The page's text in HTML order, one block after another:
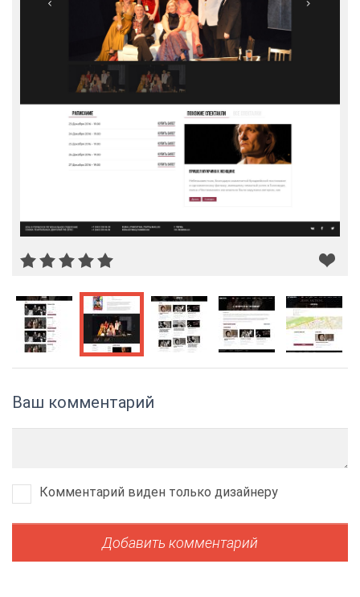
Ваш комментарий
Комментарий виден только дизайнеру